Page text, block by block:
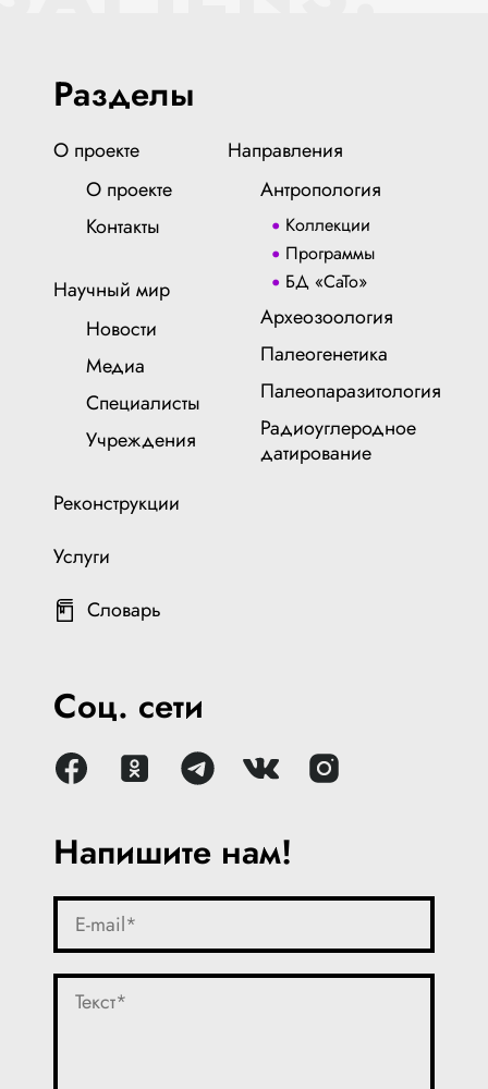
Напишите нам!
Разделы
О проекте
О проекте
Контакты
Научный мир
Новости
Медиа
Специалисты
Учреждения
Реконструкции
Услуги
Словарь
Направления
Антропология
Коллекции
Программы
БД «СаТо»
Археозоология
Палеогенетика
Палеопаразитология
Радиоуглеродное
датирование
Соц. сети